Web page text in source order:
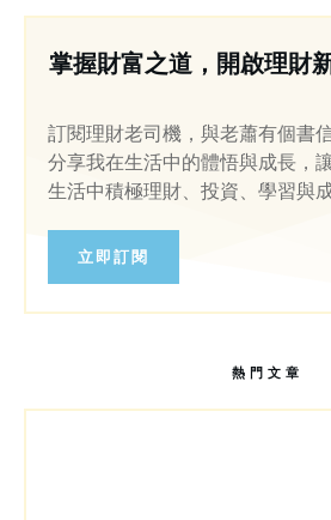
掌握財富之道，開啟理財
訂閱理財老司機，與老蕭有個書
分享我在生活中的體悟與成長，
生活中積極理財、投資、學習與
立即訂閱
熱門文章